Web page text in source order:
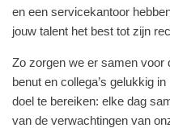
en een servicekantoor
jouw talent het best tot zijn
Zo zorgen we er samen voor
benut en collega’s gelukkig
doel te bereiken: elke dag
van de verwachtingen van